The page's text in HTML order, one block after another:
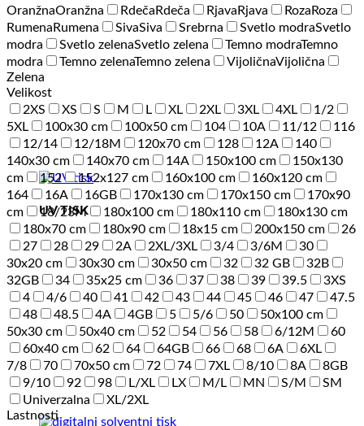
UV TISK
OranžnaOranžna Rdeča Rdeča Rjava Rjava Roza Roza
Rumena Rumena SivaSiva Srebrna Svetlo modraSvetlo
modra
Svetlo zelenaSvetlo zelena Temno modraTemno
modra
Temno zelenaTemno zelena VijoličnaVijolična
Zelena
Velikost
2XS
XS S M L XL 2XL 3XL 4XL
1/2
5XL
100x30 cm 100x50 cm 104 10A 11/12
116
12/14
12/18M 120x70 cm 128 12A
140
140x30 cm
140x70 cm 14A 150x100 cm
150x130
cm
152 152x127 cm 160x100 cm
160x120 cm
164
16A 16GB 170x130 cm 170x150 cm
170x90
cm
18/23M 180x100 cm 180x110 cm
180x130 cm
180x70 cm
180x90 cm 18x15 cm 200x150 cm
26
27
28 29 2A 2XL/3XL 3/4 3/6M
30
30x20 cm
30x30 cm 30x50 cm 32 32 GB
32B
32GB
34 35x25 cm 36 37 38 39 39.5
3XS
4
4/6 40 41 42 43 44 45 46 47
47.5
48
48.5 4A 4GB 5 5/6 50
50x100 cm
50x30 cm
50x40 cm 52 54 56 58 6/12M
60
60x40 cm
62 64 64GB 66 68 6A
6XL
7/8
70 70x50 cm 72 74 7XL 8/10 8A
8GB
9/10
92 98 L/XL LX M/L MN S/M
SM
Univerzalna
XL/2XL
Lastnosti